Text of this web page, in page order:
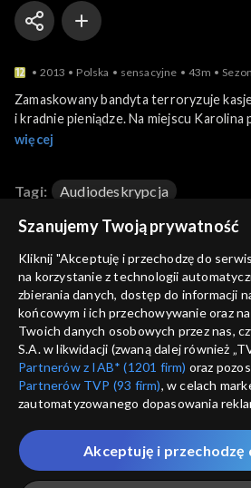
2013 Polska sensacyjne 43m
Zamaskowany bandyta terroryzuje
i kradnie pieniądze. Na miejscu Karolina
Kozłowską,
kasjer, który w czasie napadu był na
przypomina sobie, że
Mateuszowi. Zdenerwowana
mówi o napadzie i sugeruje, że wie kto
po tym
dziewczynę potrąca samochód...
więcej
Tagi: Audiodeskrypcja
Napisy: Polski
Sezony i odcinki
Wybierz
Sezon 35
Sezon 34
Sezon 33
Rekomendowane dla
Szanujemy Twoją prywatność
Kliknij "Akceptuję i przechodzę do
na korzystanie z technologii
zbierania danych, dostęp do informacji
końcowym i ich przechowywanie oraz
Twoich danych osobowych przez nas,
S.A. w likwidacji (zwaną dalej również
Partnerów z IAB* (1201 firm) oraz
Partnerów TVP (93 firm), w celach
zautomatyzowanego dopasowania
które wskazujemy poniżej, a także
przez nas identyfikatora PPID do
Twoje dane osobowe zbierane podczas
Akceptuję i przechodzę